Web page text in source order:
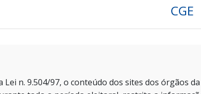
CGE
Lei n. 9.504/97, o conteúdo dos sites dos órgãos